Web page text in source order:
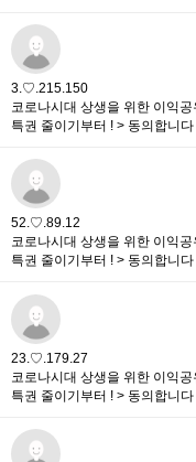
3.♡.215.150
코로나시대 상생을 위한 이익
특권 줄이기부터 ! > 동의합니다
52.♡.89.12
코로나시대 상생을 위한 이익
특권 줄이기부터 ! > 동의합니다
23.♡.179.27
코로나시대 상생을 위한 이익
특권 줄이기부터 ! > 동의합니다